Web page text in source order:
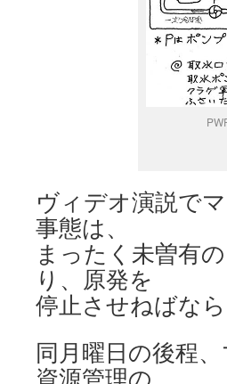
ヴィデオ演説で
事態は、
まったく未曽有
り、原発を
停止させねばな
同月曜日の後程
資源管理の